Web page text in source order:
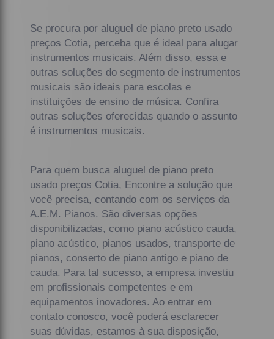
Se procura por aluguel de piano preto usado
preços Cotia, perceba que é ideal para alugar
instrumentos musicais. Além disso, essa e
outras soluções do segmento de instrumentos
musicais são ideais para escolas e
instituições de ensino de música. Confira
outras soluções oferecidas quando o assunto
é instrumentos musicais.
Para quem busca aluguel de piano preto
usado preços Cotia, Encontre a solução que
você precisa, contando com os serviços da
A.E.M. Pianos. São diversas opções
disponibilizadas, como piano acústico cauda,
piano acústico, pianos usados, transporte de
pianos, conserto de piano antigo e piano de
cauda. Para tal sucesso, a empresa investiu
em profissionais competentes e em
equipamentos inovadores. Ao entrar em
contato conosco, você poderá esclarecer
suas dúvidas, estamos à sua disposição,